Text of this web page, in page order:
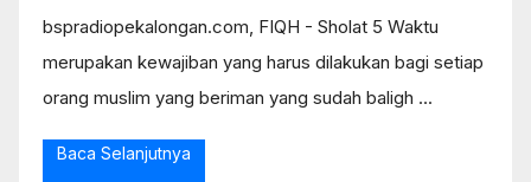
bspradiopekalongan.com, FIQH - Sholat 5 Waktu
merupakan kewajiban yang harus dilakukan bagi setiap
orang muslim yang beriman yang sudah baligh ...
Baca Selanjutnya